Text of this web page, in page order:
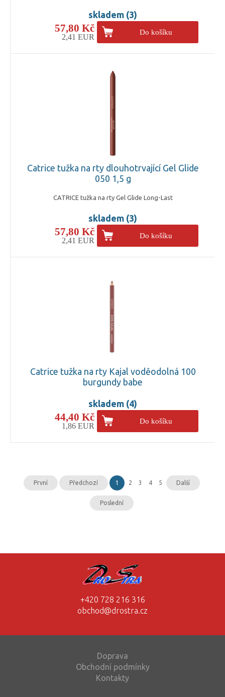
skladem (3)
57,80 Kč
2,41 EUR
Do košíku
Catrice tužka na rty dlouhotrvající Gel Glide
050 1,5 g
CATRICE tužka na rty Gel Glide Long-Last
skladem (3)
57,80 Kč
2,41 EUR
Do košíku
Catrice tužka na rty Kajal voděodolná 100
burgundy babe
skladem (4)
44,40 Kč
1,86 EUR
Do košíku
První Předchozí 1 2 3 4 5 Další
Poslední
+420 728 216 316
obchod@drostra.cz
Doprava
Obchodní podmínky
Kontakty